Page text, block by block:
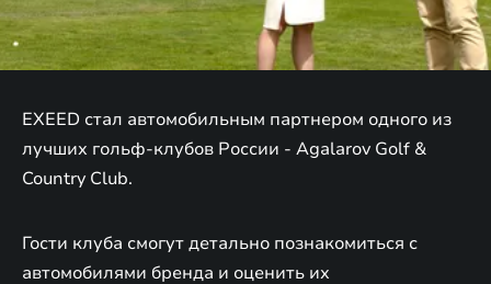
EXEED стал автомобильным партнером одного из
лучших гольф-клубов России - Agalarov Golf &
Country Club.
Гости клуба смогут детально познакомиться с
автомобилями бренда и оценить их